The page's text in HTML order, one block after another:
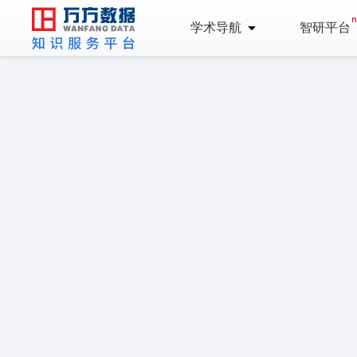
学术导航 智研平台